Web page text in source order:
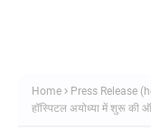
Home Press Release
हॉस्पिटल अयोध्या में शुरू की